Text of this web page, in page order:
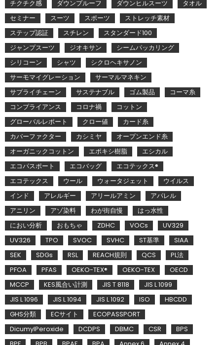
チクチク感 ダウンプルーフ ダウンヒルスーツ
タオル
セミナー
スーツ スポーツ
ストレッチ素材
ステップ認証
スチレン
スタンダード100
ジャンプスーツ
ジオキサン
シームパッカリング
シリコーン
シャツ
シクロヘキサノン
サーモマイグレーション
サーマルマネキン
サプライチェーン
サステナブル ゴム製品
コーマ糸
コンプライアンス
コロナ禍
コットン
グローバルレポート
クロー値
カード糸
カバーファクター
カシミヤ
オープンエンド糸
オーガニックコットン
エポキシ樹脂
エシカル
エコパスポート
エコバッグ
エコテックス®
エコテックス
ウール ウォータジェット
ウイルス
インド
アレルギー アリールアミン
アパレル
アニリン
アゾ染料 わが街自慢
はっ水性
におい分析
おもちゃ ZDHC VOCs
UV329
UV326
TPO SVOC SVHC ST基準
SIAA
SEK
SDGs RSL REACH規則 QCS
PL法
PFOA
PFAS OEKO-TEX® OEKO-TEX
OECD
MCCP
KES風合い計測 JIS T 8118
JIS L 1099
JIS L 1096
JIS L 1094 JIS L 1092 ISO
HBCDD
GHS分類
ECサイト
ECOPASSPORT
DicumylPeroxide
DCDPS DBMC CSR
BPS